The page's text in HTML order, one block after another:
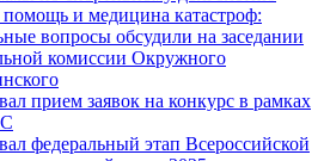
помощь и медицина катастроф:
вопросы обсудили на заседании
комиссии Окружного
прием заявок на конкурс в рамках
федеральный этап Всероссийской